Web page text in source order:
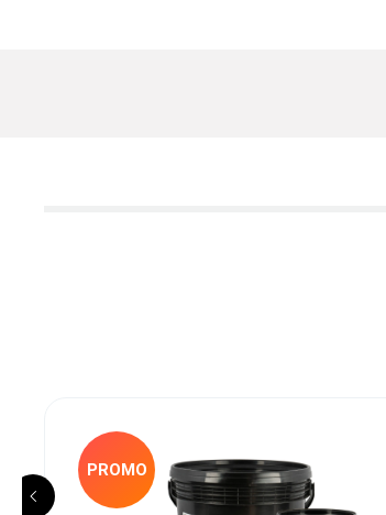
PROMO